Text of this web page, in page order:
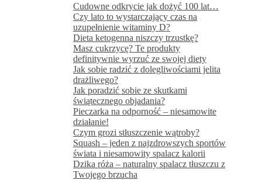
Cudowne odkrycie jak dożyć 100 lat…
Czy lato to wystarczający czas na
uzupełnienie witaminy D?
Dieta ketogenna niszczy trzustkę?
Masz cukrzycę? Te produkty
definitywnie wyrzuć ze swojej diety
Jak sobie radzić z dolegliwościami jelita
drażliwego?
Jak poradzić sobie ze skutkami
świątecznego objadania?
Pieczarka na odporność – niesamowite
działanie!
Czym grozi stłuszczenie wątroby?
Squash – jeden z najzdrowszych sportów
świata i niesamowity spalacz kalorii
Dzika róża – naturalny spalacz tłuszczu z
Twojego brzucha